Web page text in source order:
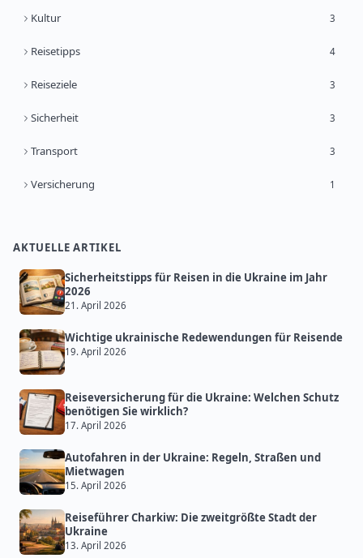
Kultur 3
Reisetipps 4
Reiseziele 3
Sicherheit 3
Transport 3
Versicherung 1
AKTUELLE ARTIKEL
Sicherheitstipps für Reisen in die Ukraine im Jahr
2026
21. April 2026
Wichtige ukrainische Redewendungen für Reisende
19. April 2026
Reiseversicherung für die Ukraine: Welchen Schutz
benötigen Sie wirklich?
17. April 2026
Autofahren in der Ukraine: Regeln, Straßen und
Mietwagen
15. April 2026
Reiseführer Charkiw: Die zweitgrößte Stadt der
Ukraine
13. April 2026